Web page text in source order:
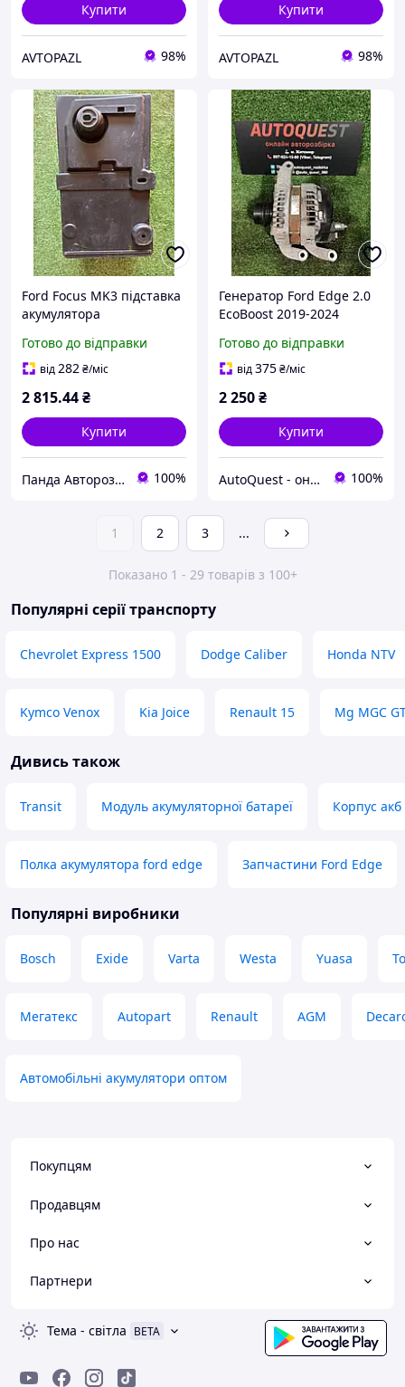
Купити
AVTOPAZL 98%
Купити
AVTOPAZL 98%
Ford Focus MK3 підставка
акумулятора
Готово до відправки
від282₴/міс
2 815.44₴
Купити
Панда Авторозборка 100%
Генератор Ford Edge 2.0
EcoBoost 2019-2024
K2GT10300BC
Готово до відправки
від375₴/міс
2 250₴
Купити
AutoQuest - онлайн авторозбірка 100%
1 2 3 ...
Показано 1 - 29 товарів з 100+
Популярні серії транспорту
Chevrolet Express 1500 Dodge Caliber Honda NTV
Kymco Venox Kia Joice Renault 15 Mg MGC
Дивись також
Transit Модуль акумуляторної батареї Корпус акб
Полка акумулятора ford edge Запчастини Ford Edge
Популярні виробники
Bosch Exide Varta Westa Yuasa
Мегатекс Autopart Renault AGM
Автомобільні акумулятори оптом
Покупцям
Продавцям
Про нас
Партнери
Тема - світла BETA